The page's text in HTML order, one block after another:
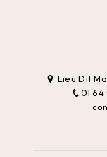
Lieu Dit
01 64